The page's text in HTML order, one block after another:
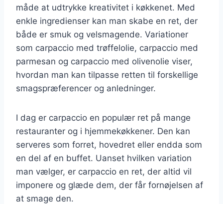
måde at udtrykke kreativitet i køkkenet. Med
enkle ingredienser kan man skabe en ret, der
både er smuk og velsmagende. Variationer
som carpaccio med trøffelolie, carpaccio med
parmesan og carpaccio med olivenolie viser,
hvordan man kan tilpasse retten til forskellige
smagspræferencer og anledninger.
I dag er carpaccio en populær ret på mange
restauranter og i hjemmekøkkener. Den kan
serveres som forret, hovedret eller endda som
en del af en buffet. Uanset hvilken variation
man vælger, er carpaccio en ret, der altid vil
imponere og glæde dem, der får fornøjelsen af
at smage den.